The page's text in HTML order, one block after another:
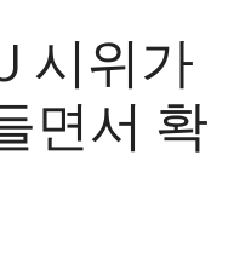
시위가
면서 확